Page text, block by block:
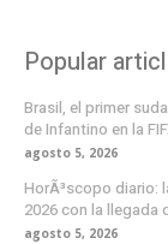
Popular
Brasil, el primer
de Infantino en la
agosto 5, 2026
HorÃ³scopo diario:
2026 con la llegada
agosto 5, 2026